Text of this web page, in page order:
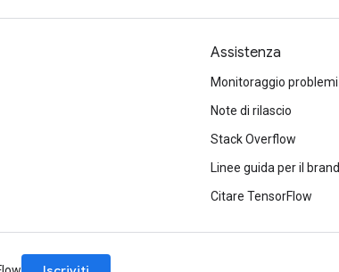
Assistenza
Monitoraggio problemi
Note di rilascio
Stack Overflow
Linee guida per il brand
Citare TensorFlow